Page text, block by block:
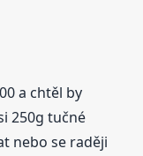
a chtěl by
250g tučné
nebo se raději